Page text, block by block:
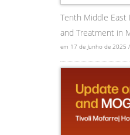
Tenth Middle East
and Treatment in
em 17 de Junho de 2025 /